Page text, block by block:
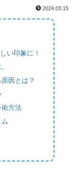
2024.03.15
い印象に！
因とは？
方法